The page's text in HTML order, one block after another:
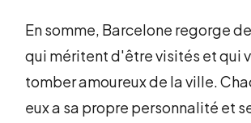
En somme, Barcelone regorge
qui méritent d'être visités et qui
tomber amoureux de la ville.
eux a sa propre personnalité et